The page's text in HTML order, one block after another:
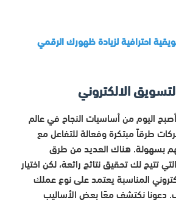
احترافية لزيادة ظهورك الرقمي
الالكتروني
اليوم من أساسيات النجاح في عالم
طرقاً مبتكرة وفعالة للتفاعل مع
بسهولة. هناك العديد من طرق
تتيح لك تحقيق نتائج رائعة، لكن اختيار
المناسبة يعتمد على نوع عملك
دعونا نكتشف معًا بعض الأساليب